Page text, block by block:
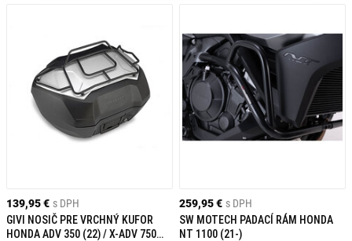
139,95 € s DPH
GIVI NOSIČ PRE VRCHNÝ KUFOR
HONDA ADV 350 (22) / X-ADV 750
259,95 € s DPH
SW MOTECH PADACÍ RÁM HONDA
NT 1100 (21-)